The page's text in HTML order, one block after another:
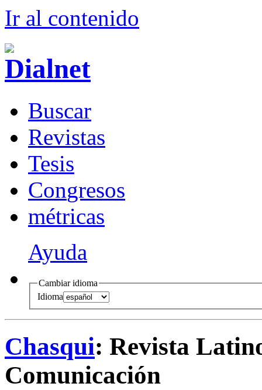
Ir al contenido
Buscar
Revistas
Tesis
Congresos
métricas
Ayuda
Cambiar idioma
Idioma
Chasqui: Revista
Comunicación